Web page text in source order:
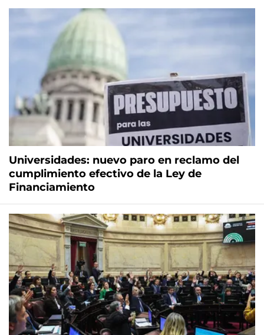
Universidades: nuevo paro en reclamo del
cumplimiento efectivo de la Ley de
Financiamiento